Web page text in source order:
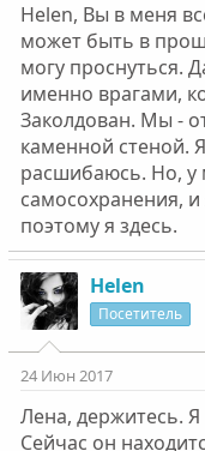
Helen, Вы в меня
может быть в
могу проснуться.
именно врагами,
Заколдован. Мы -
каменной стеной.
расшибаюсь. Но, у
самосохранения,
поэтому я здесь.
Helen
Посетитель
24 Июн 2017
Лена, держитесь.
Сейчас он